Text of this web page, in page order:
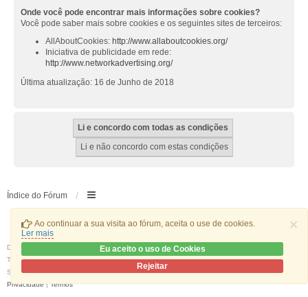
×
Ao continuar a sua visita ao fórum, aceita o use de cookies.
Ler mais
Eu aceito o uso de Cookies
Rejeitar
Onde você pode encontrar mais informações sobre cookies?
Você pode saber mais sobre cookies e os seguintes sites de terceiros:
AllAboutCookies: http://www.allaboutcookies.org/
Iniciativa de publicidade em rede:
http://www.networkadvertising.org/
Última atualização: 16 de Junho de 2018
Índice do Fórum
Desenvolvido por
® Forum Software © phpBB Limited
Traduzido por:phpBB Portugal
Stylewe_universalcreated by INVENTEA & v12mike
Privacidade|Termos